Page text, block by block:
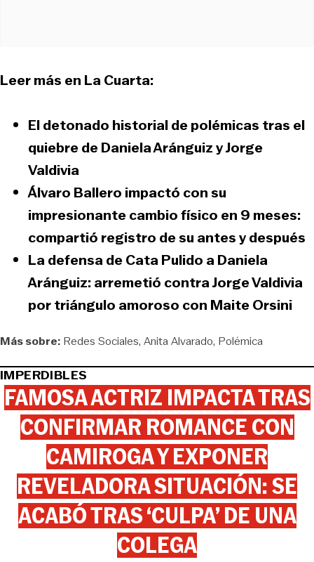
Leer más en La Cuarta:
El detonado historial de polémicas tras el
quiebre de Daniela Aránguiz y Jorge
Valdivia
Álvaro Ballero impactó con su
impresionante cambio físico en 9 meses:
compartió registro de su antes y después
La defensa de Cata Pulido a Daniela
Aránguiz: arremetió contra Jorge Valdivia
por triángulo amoroso con Maite Orsini
Más sobre: Redes Sociales Anita Alvarado Polémica
IMPERDIBLES
FAMOSA ACTRIZ IMPACTA TRAS
CONFIRMAR ROMANCE CON
CAMIROGA Y EXPONER
REVELADORA SITUACIÓN: SE
ACABÓ TRAS ‘CULPA’ DE UNA
COLEGA